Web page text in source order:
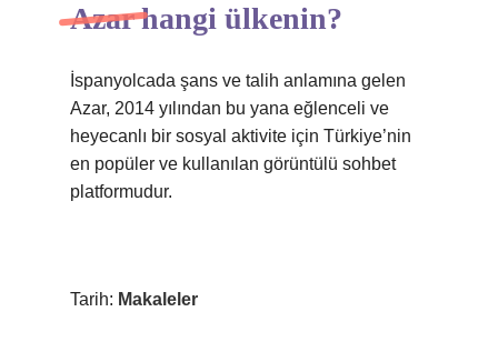
Azar hangi ülkenin?
İspanyolcada şans ve talih anlamına gelen
Azar, 2014 yılından bu yana eğlenceli ve
heyecanlı bir sosyal aktivite için Türkiye’nin
en popüler ve kullanılan görüntülü sohbet
platformudur.
Tarih: Makaleler